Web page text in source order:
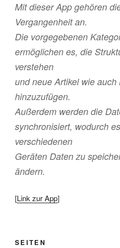
Mit dieser App gehören
Vergangenheit an.
Die vorgegebenen
ermöglichen es, die
verstehen
und neue Artikel wie auch
hinzuzufügen.
Außerdem werden die
synchronisiert, wodurch
verschiedenen
Geräten Daten zu
ändern.
[Link zur App]
SEITEN